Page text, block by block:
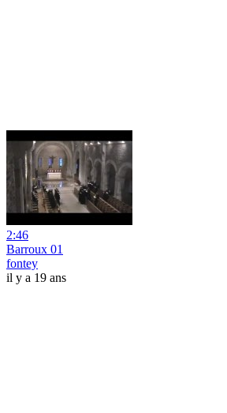
2:46
Barroux 01
fontey
il y a 19 ans